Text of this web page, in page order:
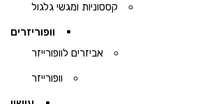
קססוניות ומגשי גלגול
וופוריזרים
אביזרים לוופורייזר
וופורייזר